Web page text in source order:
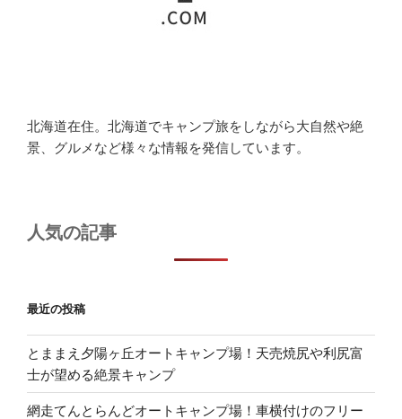
北海道在住。北海道でキャンプ旅をしながら大自然や絶
景、グルメなど様々な情報を発信しています。
人気の記事
最近の投稿
とままえ夕陽ヶ丘オートキャンプ場！天売焼尻や利尻富
士が望める絶景キャンプ
網走てんとらんどオートキャンプ場！車横付けのフリー